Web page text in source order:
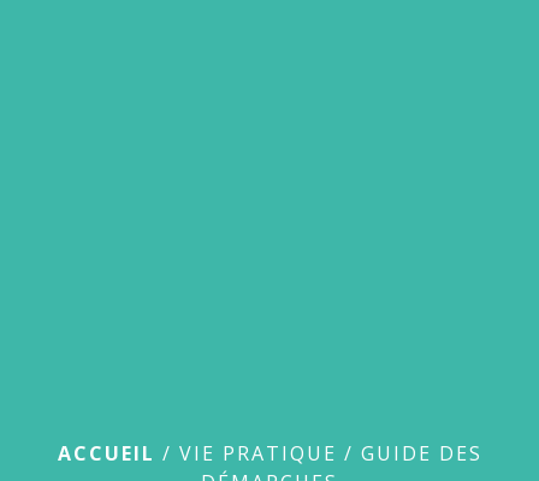
ACCUEIL / VIE PRATIQUE / GUIDE DES